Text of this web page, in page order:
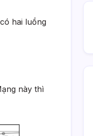
hai luồng
này thì